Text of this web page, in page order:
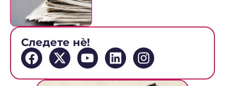
Следете нè!